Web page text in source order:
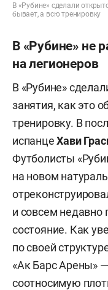
В «Рубине» сделали
бывает, а всю тренировку
В «Рубине» не
на легионеров
В «Рубине»
занятия, как это
тренировку. В
испанцеХави
Футболисты
на новом
и совсем недавно
состояние. Как
по своей
«Ак Барс Арены»
соотносимую